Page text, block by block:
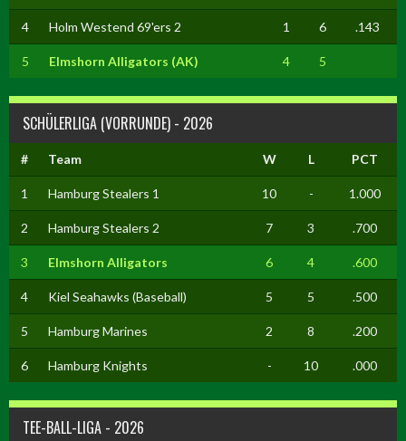
4 Holm Westend 69'ers 2 1 6 .143
5 Elmshorn Alligators (AK) 4 5
SCHÜLERLIGA (VORRUNDE) - 2026
# Team W L PCT
1 Hamburg Stealers 1 10 - 1.000
2 Hamburg Stealers 2 7 3 .700
3 Elmshorn Alligators 6 4 .600
4 Kiel Seahawks (Baseball) 5 5 .500
5 Hamburg Marines 2 8 .200
6 Hamburg Knights - 10 .000
TEE-BALL-LIGA - 2026